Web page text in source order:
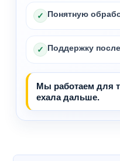
✓ Понятную
✓ Поддержку
Мы работаем для
ехала дальше.